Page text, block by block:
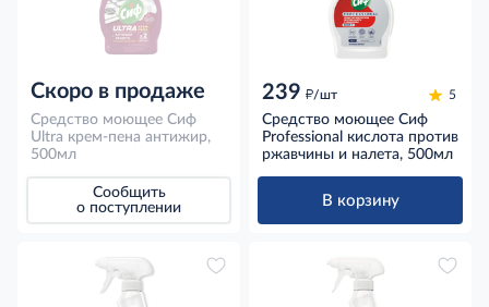
Скоро в продаже
Средство моющее Сиф
Ultra крем-пена антижир,
500мл
Сообщить
о поступлении
239 д/шт 5
Средство моющее Сиф
Professional кислота против
ржавчины и налета, 500мл
В корзину